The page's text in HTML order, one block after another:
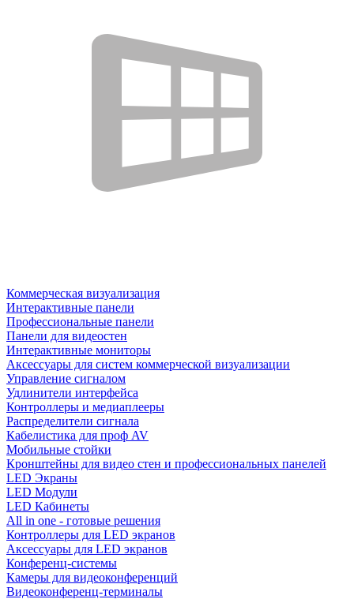
Коммерческая визуализация
Интерактивные панели
Профессиональные панели
Панели для видеостен
Интерактивные мониторы
Аксессуары для систем коммерческой визуализации
Управление сигналом
Удлинители интерфейса
Контроллеры и медиаплееры
Распределители сигнала
Кабелистика для проф AV
Мобильные стойки
Кронштейны для видео стен и профессиональных панелей
LED Экраны
LED Модули
LED Кабинеты
All in one - готовые решения
Контроллеры для LED экранов
Аксессуары для LED экранов
Конференц-системы
Камеры для видеоконференций
Видеоконференц-терминалы